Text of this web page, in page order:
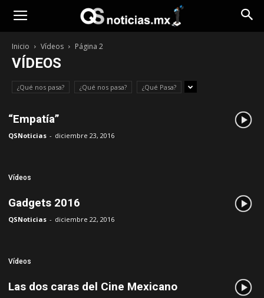
Inicio Vídeos Página 2
VÍDEOS
¿Qué nos pasa? ¿Qué nos pasa? ¿Qué Pasa?
Vídeos
“Empatía”
QSNoticias - diciembre 23, 2016
Vídeos
Gadgets 2016
QSNoticias - diciembre 22, 2016
Las dos caras del Cine Mexicano